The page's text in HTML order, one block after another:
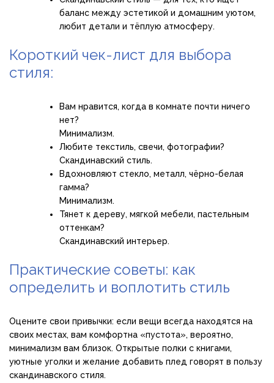
баланс между эстетикой и домашним уютом,
любит детали и тёплую атмосферу.
Короткий чек-лист для выбора
стиля:
Вам нравится, когда в комнате почти ничего
нет?
Минимализм.
Любите текстиль, свечи, фотографии?
Скандинавский стиль.
Вдохновляют стекло, металл, чёрно-белая
гамма?
Минимализм.
Тянет к дереву, мягкой мебели, пастельным
оттенкам?
Скандинавский интерьер.
Практические советы: как
определить и воплотить стиль
Оцените свои привычки: если вещи всегда находятся на
своих местах, вам комфортна «пустота», вероятно,
минимализм вам близок. Открытые полки с книгами,
уютные уголки и желание добавить плед говорят в пользу
скандинавского стиля.